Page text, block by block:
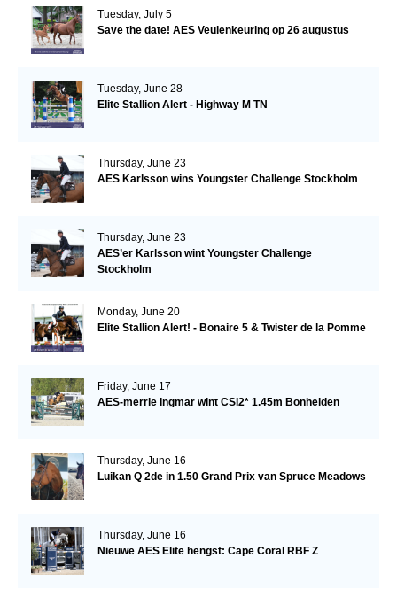
Tuesday, July 5
Save the date! AES Veulenkeuring op 26 augustus
Tuesday, June 28
Elite Stallion Alert - Highway M TN
Thursday, June 23
AES Karlsson wins Youngster Challenge Stockholm
Thursday, June 23
AES’er Karlsson wint Youngster Challenge
Stockholm
Monday, June 20
Elite Stallion Alert! - Bonaire 5 & Twister de la Pomme
Friday, June 17
AES-merrie Ingmar wint CSI2* 1.45m Bonheiden
Thursday, June 16
Luikan Q 2de in 1.50 Grand Prix van Spruce Meadows
Thursday, June 16
Nieuwe AES Elite hengst: Cape Coral RBF Z